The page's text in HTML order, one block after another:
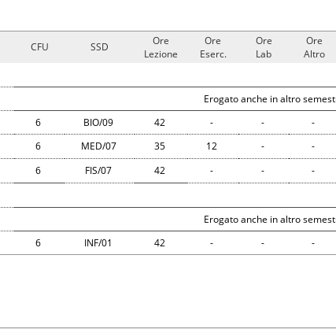
CFU SSD
Ore
Lezione
Ore
Eserc.
Ore
Lab
Ore
Altro
Erogato anche in altro
6 BIO/09 42 - - -
6 MED/07 35 12 - -
6 FIS/07 42 - - -
Erogato anche in altro
6 INF/01 42 - - -